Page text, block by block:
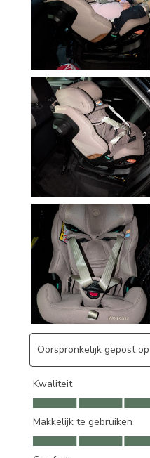
Oorspronkelijk gepost op
Kwaliteit
Kwaliteit, 5.0 van 5
Makkelijk te gebruiken
Makkelijk te gebruiken,